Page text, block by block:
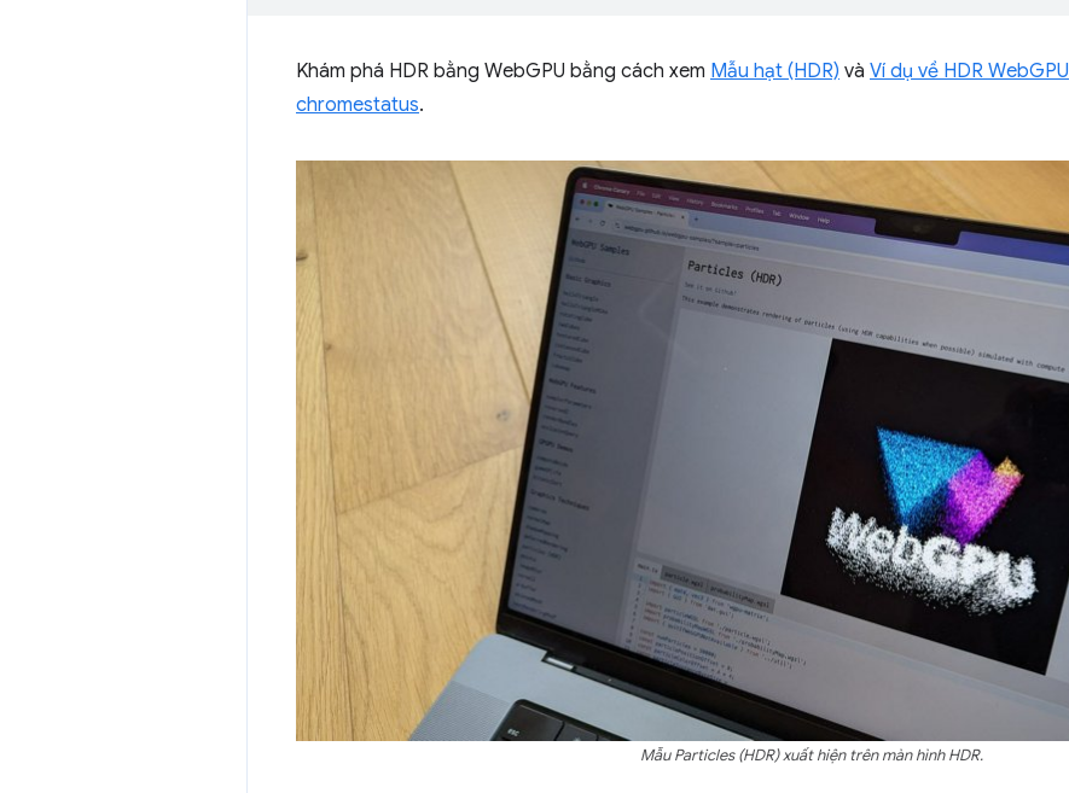
Khám phá HDR bằng WebGPU bằng cách xem Mẫu hạt (HDR) và Ví dụ về HDR WebGPU
chromestatus.
Mẫu Particles (HDR) xuất hiện trên màn hình HDR.